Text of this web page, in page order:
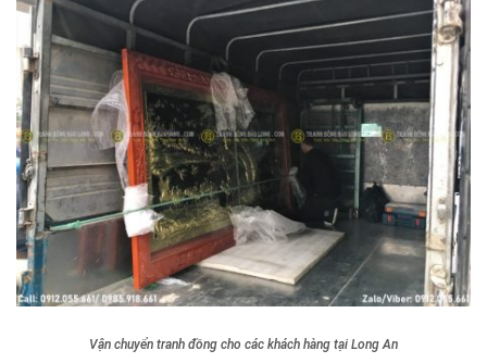
Vận chuyển tranh đồng cho các khách hàng tại Long An